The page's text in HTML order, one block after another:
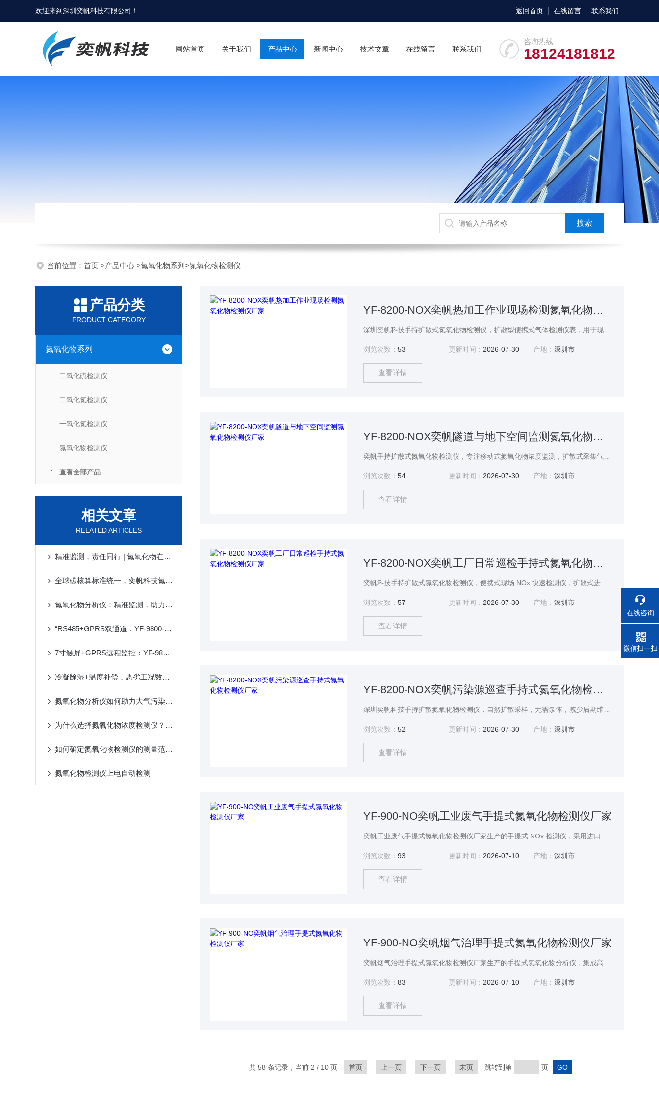
欢迎来到深圳奕帆科技有限公司 ！ 返回首页 在线留言 联系我们
咨询热线
18124181812
网站首页 关于我们 产品中心 新闻中心 技术文章 在线留言 联系我们
当前位置： 首页 >产品中心 >氮氧化物系列 >氮氧化物检测仪
产品分类
PRODUCT CATEGORY
氮氧化物系列
二氧化硫检测仪
二氧化氮检测仪
一氧化氮检测仪
氮氧化物检测仪
查看全部产品
相关文章
RELATED ARTICLES
精准监测，责任同行 | 氮氧化物在线监测系统以匠心守护蓝天
全球碳核算标准统一，奕帆科技氮氧化物检测仪迎机遇
氮氧化物分析仪：精准监测，助力绿色未来
​​“RS485+GPRS双通道：YF-9800-NOX如何打通数据上云最后一公里？”​
7寸触屏+GPRS远程监控：YF-9800-NOX打造智能化工业排放监测终端
冷凝除湿+温度补偿，恶劣工况数据依然精准
氮氧化物分析仪如何助力大气污染监测？
为什么选择氮氧化物浓度检测仪？探索其优势和特点
如何确定氮氧化物检测仪的测量范围和精度？
氮氧化物检测仪上电自动检测
YF-8200-NOX奕帆热加工作业现场检测氮氧化物检测仪厂家
浏览次数：53 更新时间： 2026-07-30 产地：深圳市
查看详情
YF-8200-NOX奕帆隧道与地下空间监测氮氧化物检测仪厂家
浏览次数：54 更新时间： 2026-07-30 产地：深圳市
查看详情
YF-8200-NOX奕帆工厂日常巡检手持式氮氧化物检测仪厂家
浏览次数：57 更新时间： 2026-07-30 产地：深圳市
查看详情
YF-8200-NOX奕帆污染源巡查手持式氮氧化物检测仪厂家
浏览次数：52 更新时间： 2026-07-30 产地：深圳市
查看详情
YF-900-NO奕帆工业废气手提式氮氧化物检测仪厂家
浏览次数：93 更新时间： 2026-07-10 产地：深圳市
查看详情
YF-900-NO奕帆烟气治理手提式氮氧化物检测仪厂家
浏览次数：83 更新时间： 2026-07-10 产地：深圳市
查看详情
共 58 条记录，当前 2 / 10 页 首页 上一页 下一页 末页 跳转到第 页
在线咨询
电话
微信扫一扫